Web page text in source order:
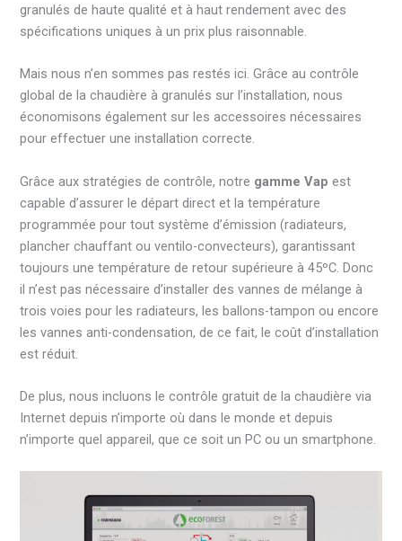
granulés de haute qualité et à haut rendement avec des
spécifications uniques à un prix plus raisonnable.
Mais nous n’en sommes pas restés ici. Grâce au contrôle
global de la chaudière à granulés sur l’installation, nous
économisons également sur les accessoires nécessaires
pour effectuer une installation correcte.
Grâce aux stratégies de contrôle, notre gamme Vap est
capable d’assurer le départ direct et la température
programmée pour tout système d’émission (radiateurs,
plancher chauffant ou ventilo-convecteurs), garantissant
toujours une température de retour supérieure à 45ºC. Donc
il n’est pas nécessaire d’installer des vannes de mélange à
trois voies pour les radiateurs, les ballons-tampon ou encore
les vannes anti-condensation, de ce fait, le coût d’installation
est réduit.
De plus, nous incluons le contrôle gratuit de la chaudière via
Internet depuis n’importe où dans le monde et depuis
n’importe quel appareil, que ce soit un PC ou un smartphone.